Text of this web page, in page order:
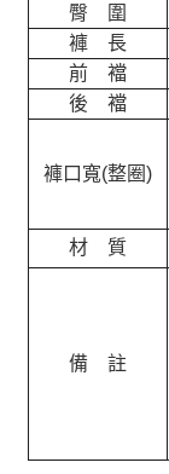
臀 圍
褲 長
前 襠
後 襠
褲口寬(整圈)
材 質
備 註